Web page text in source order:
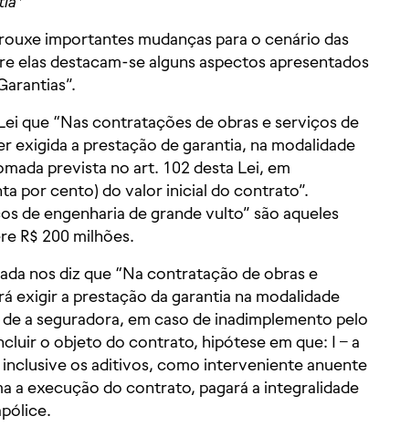
importantes mudanças para o cenário das
elas destacam-se alguns aspectos apresentados
que “Nas contratações de obras e serviços de
exigida a prestação de garantia, na modalidade
prevista no art. 102 desta Lei, em
por cento) do valor inicial do contrato”.
de engenharia de grande vulto” são aqueles
R$ 200 milhões.
nos diz que “Na contratação de obras e
exigir a prestação da garantia na modalidade
a seguradora, em caso de inadimplemento pelo
o objeto do contrato, hipótese em que: I – a
os aditivos, como interveniente anuente
a execução do contrato, pagará a integralidade